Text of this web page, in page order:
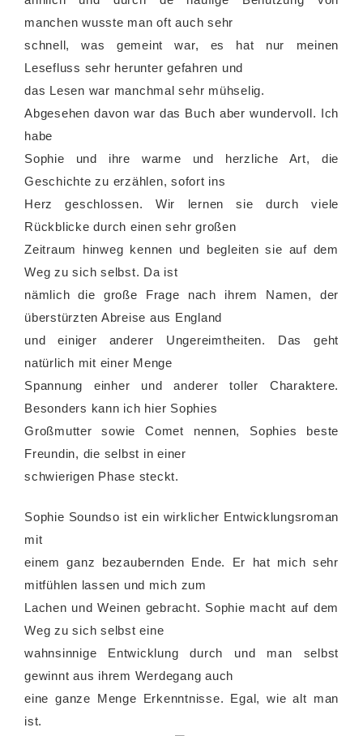
manchen wusste man oft auch sehr
schnell, was gemeint war, es hat nur meinen
Lesefluss sehr herunter gefahren und
das Lesen war manchmal sehr mühselig.
Abgesehen davon war das Buch aber wundervoll. Ich
habe
Sophie und ihre warme und herzliche Art, die
Geschichte zu erzählen, sofort ins
Herz geschlossen. Wir lernen sie durch viele
Rückblicke durch einen sehr großen
Zeitraum hinweg kennen und begleiten sie auf dem
Weg zu sich selbst. Da ist
nämlich die große Frage nach ihrem Namen, der
überstürzten Abreise aus England
und einiger anderer Ungereimtheiten. Das geht
natürlich mit einer Menge
Spannung einher und anderer toller Charaktere.
Besonders kann ich hier Sophies
Großmutter sowie Comet nennen, Sophies beste
Freundin, die selbst in einer
schwierigen Phase steckt.
Sophie Soundso ist ein wirklicher Entwicklungsroman
mit
einem ganz bezaubernden Ende. Er hat mich sehr
mitfühlen lassen und mich zum
Lachen und Weinen gebracht. Sophie macht auf dem
Weg zu sich selbst eine
wahnsinnige Entwicklung durch und man selbst
gewinnt aus ihrem Werdegang auch
eine ganze Menge Erkenntnisse. Egal, wie alt man
ist.